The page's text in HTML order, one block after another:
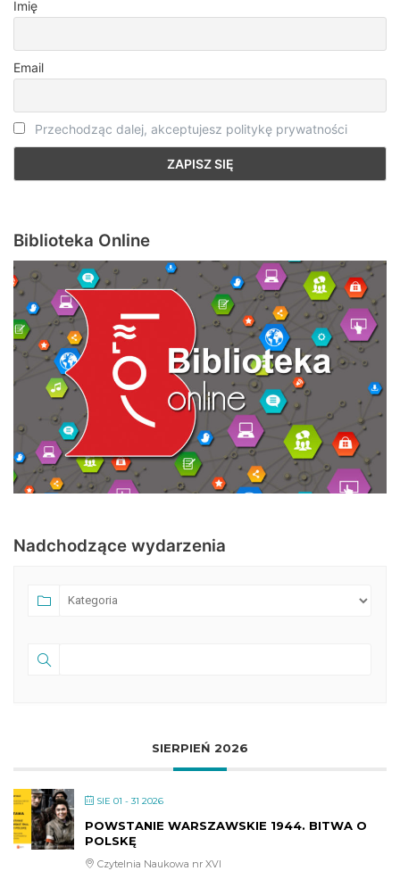
Imię
Email
Przechodząc dalej, akceptujesz politykę prywatności
Biblioteka Online
Nadchodzące wydarzenia
SIERPIEŃ 2026
SIE 01 - 31 2026
POWSTANIE WARSZAWSKIE 1944. BITWA O
POLSKĘ
Czytelnia Naukowa nr XVI